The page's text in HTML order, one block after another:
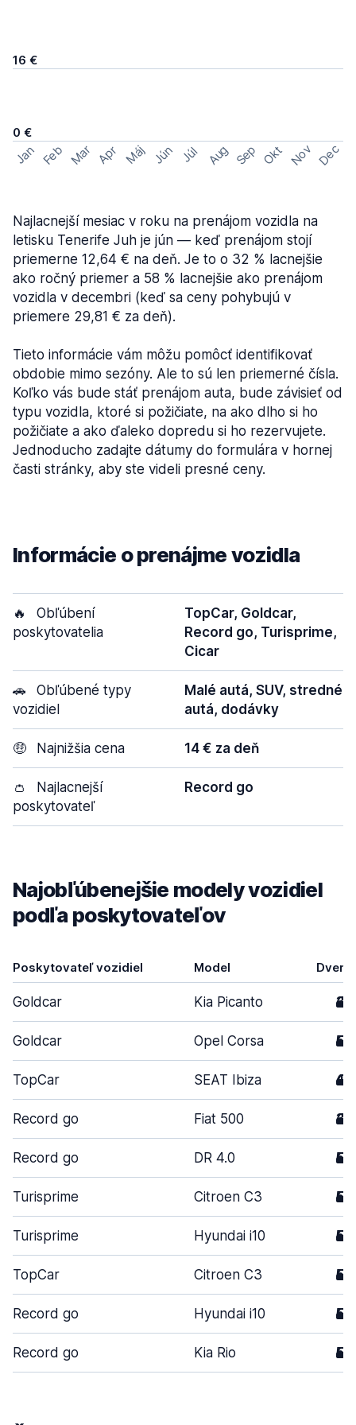
16 €
0 €
Jan Feb Mar Apr Máj Jún Júl Aug Sep Okt Nov Dec
Najlacnejší mesiac v roku na prenájom vozidla na
letisku Tenerife Juh je jún — keď prenájom stojí
priemerne 12,64 € na deň. Je to o 32 % lacnejšie
ako ročný priemer a 58 % lacnejšie ako prenájom
vozidla v decembri (keď sa ceny pohybujú v
priemere 29,81 € za deň).
Tieto informácie vám môžu pomôcť identifikovať
obdobie mimo sezóny. Ale to sú len priemerné čísla.
Koľko vás bude stáť prenájom auta, bude závisieť od
typu vozidla, ktoré si požičiate, na ako dlho si ho
požičiate a ako ďaleko dopredu si ho rezervujete.
Jednoducho zadajte dátumy do formulára v hornej
časti stránky, aby ste videli presné ceny.
Informácie o prenájme vozidla
🔥
Obľúbení
poskytovatelia
TopCar, Goldcar,
Record go, Turisprime,
Cicar
🚗
Obľúbené typy
vozidiel
Malé autá, SUV, stredné
autá, dodávky
🤑 Najnižšia cena 14 € za deň
👛
Najlacnejší
poskytovateľ
Record go
Najobľúbenejšie modely vozidiel
podľa poskytovateľov
Poskytovateľ vozidiel Model Dvere
Goldcar Kia Picanto 3
Goldcar Opel Corsa 5
TopCar SEAT Ibiza 4
Record go Fiat 500 3
Record go DR 4.0 5
Turisprime Citroen C3 5
Turisprime Hyundai i10 5
TopCar Citroen C3 5
Record go Hyundai i10 5
Record go Kia Rio 5